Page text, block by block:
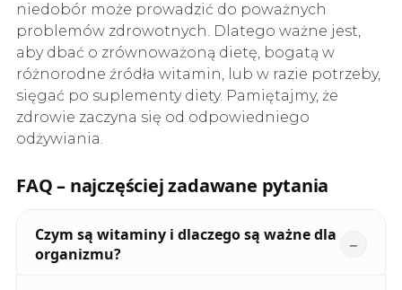
niedobór może prowadzić do poważnych
problemów zdrowotnych. Dlatego ważne jest,
aby dbać o zrównoważoną dietę, bogatą w
różnorodne źródła witamin, lub w razie potrzeby,
sięgać po suplementy diety. Pamiętajmy, że
zdrowie zaczyna się od odpowiedniego
odżywiania.
FAQ – najczęściej zadawane pytania
Czym są witaminy i dlaczego są ważne dla
organizmu?